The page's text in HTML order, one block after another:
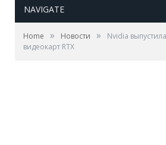
NAVIGATE
Home » Новости »
Nvidia
видеокарт RTX